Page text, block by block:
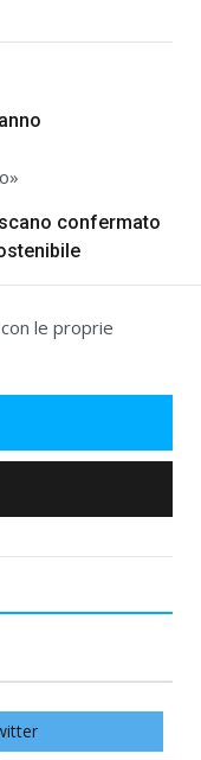
confermato
le proprie